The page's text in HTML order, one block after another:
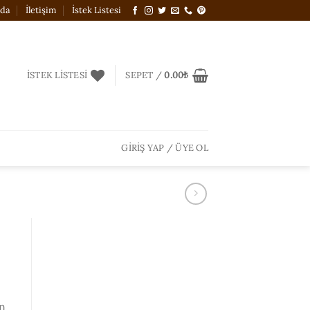
İletişim İstek Listesi
İSTEK LISTESI SEPET /0.00₺
GIRIŞ YAP / ÜYE OL